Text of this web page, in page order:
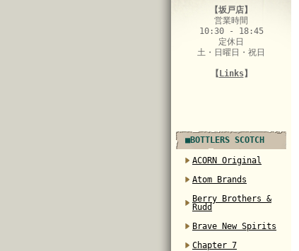
【坂戸店】
営業時間
10:30 - 18:45
定休日
土・日曜日・祝日
【 Links】
■BOTTLERS SCOTCH
ACORN Original
Atom Brands
Berry Brothers &
Rudd
Brave New Spirits
Chapter 7